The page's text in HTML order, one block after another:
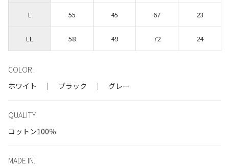
L 55 45 67 23
LL 58 49 72 24
COLOR.
ホワイト ｜ ブラック ｜ グレー
QUALITY.
コットン100％
MADE IN.